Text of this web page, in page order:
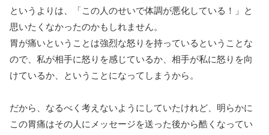
というよりは、「この人のせいで体調が悪化している！」と
思いたくなかったのかもしれません。
胃が痛いということは強烈な怒りを持っているということな
ので、私が相手に怒りを感じているか、相手が私に怒りを向
けているか、ということになってしまうから。
だから、なるべく考えないようにしていたけれど、明らかに
この胃痛はその人にメッセージを送った後から酷くなってい